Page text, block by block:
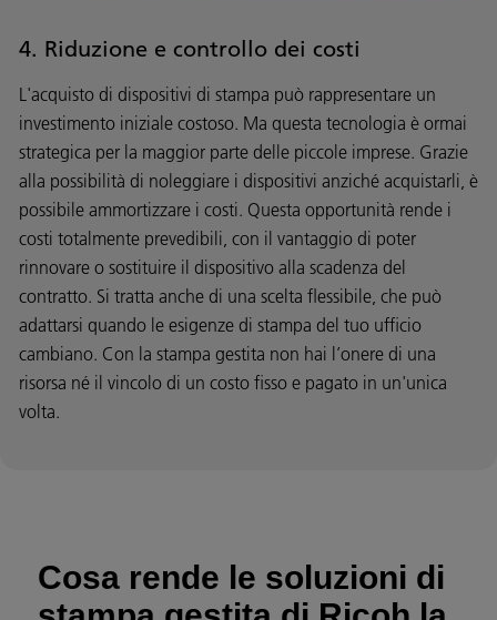
4. Riduzione e controllo dei costi
L'acquisto di dispositivi di stampa può rappresentare un
investimento iniziale costoso. Ma questa tecnologia è ormai
strategica per la maggior parte delle piccole imprese. Grazie
alla possibilità di noleggiare i dispositivi anziché acquistarli, è
possibile ammortizzare i costi. Questa opportunità rende i
costi totalmente prevedibili, con il vantaggio di poter
rinnovare o sostituire il dispositivo alla scadenza del
contratto. Si tratta anche di una scelta flessibile, che può
adattarsi quando le esigenze di stampa del tuo ufficio
cambiano. Con la stampa gestita non hai l’onere di una
risorsa né il vincolo di un costo fisso e pagato in un'unica
volta.
Cosa rende le soluzioni di